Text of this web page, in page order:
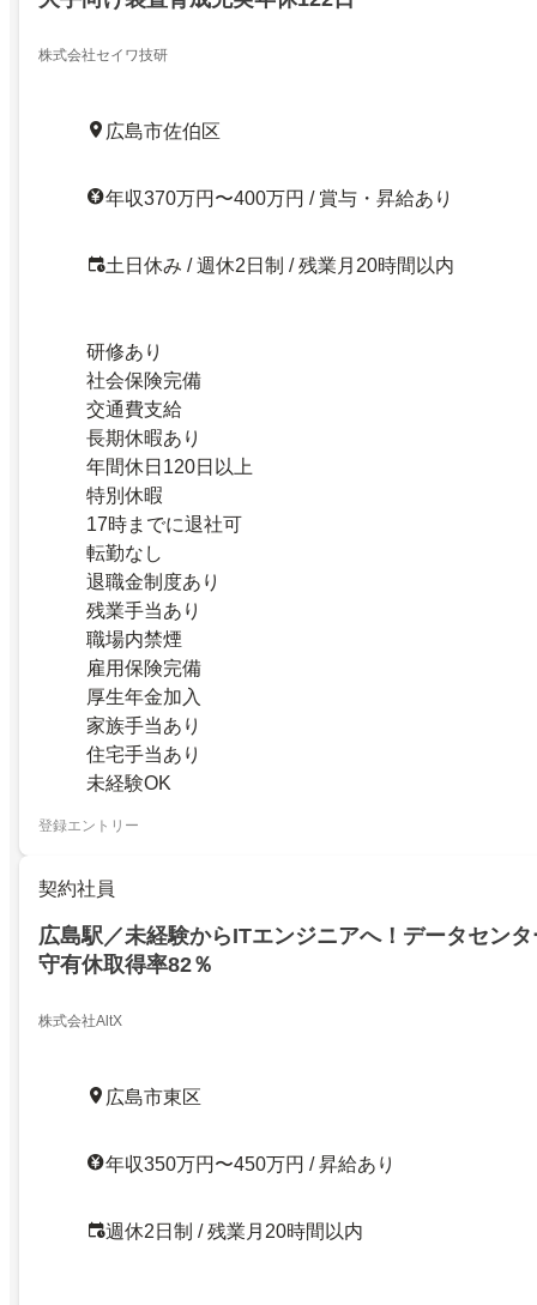
株式会社セイワ技研
広島市佐伯区
年収370万円〜400万円 / 賞与・昇給あり
土日休み / 週休2日制 / 残業月20時間以内
研修あり
社会保険完備
交通費支給
長期休暇あり
年間休日120日以上
特別休暇
17時までに退社可
転勤なし
退職金制度あり
残業手当あり
職場内禁煙
雇用保険完備
厚生年金加入
家族手当あり
住宅手当あり
未経験OK
登録エントリー
契約社員
広島駅／未経験からITエンジニアへ！データセン
守有休取得率82％
株式会社AltX
広島市東区
年収350万円〜450万円 / 昇給あり
週休2日制 / 残業月20時間以内